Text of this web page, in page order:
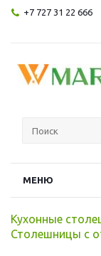
+7 727 31 22 666
МЕНЮ
Кухонные
Столешницы с